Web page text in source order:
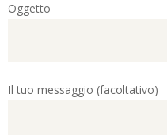
Oggetto
Il tuo messaggio (facoltativo)